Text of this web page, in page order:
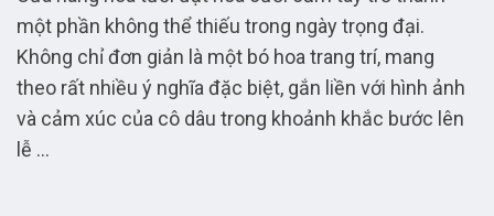
một phần không thể thiếu trong ngày trọng đại.
Không chỉ đơn giản là một bó hoa trang trí, mang
theo rất nhiều ý nghĩa đặc biệt, gắn liền với hình ảnh
và cảm xúc của cô dâu trong khoảnh khắc bước lên
lễ ...